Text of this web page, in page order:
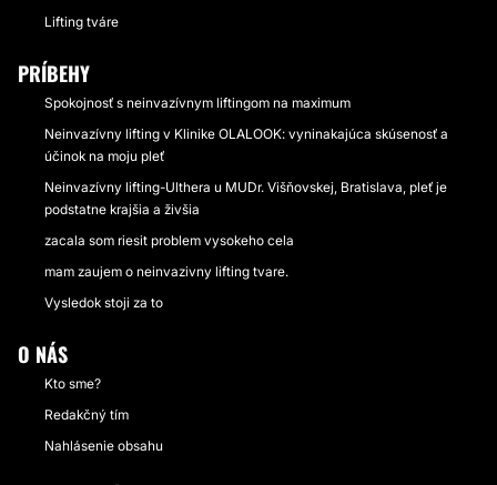
Lifting tváre
PRÍBEHY
Spokojnosť s neinvazívnym liftingom na maximum
Neinvazívny lifting v Klinike OLALOOK: vyninakajúca skúsenosť a
účinok na moju pleť
Neinvazívny lifting-Ulthera u MUDr. Višňovskej, Bratislava, pleť je
podstatne krajšia a živšia
zacala som riesit problem vysokeho cela
mam zaujem o neinvazivny lifting tvare.
Vysledok stoji za to
O NÁS
Kto sme?
Redakčný tím
Nahlásenie obsahu